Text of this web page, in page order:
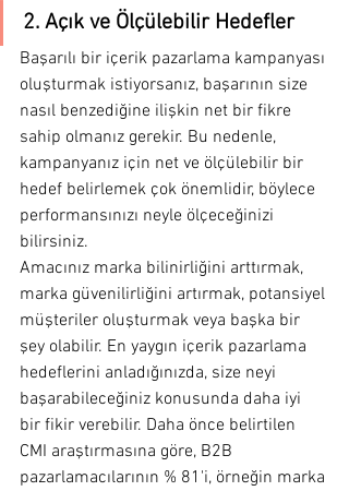
2. Açık ve Ölçülebilir Hedefler
Başarılı bir içerik pazarlama kampanyası
oluşturmak istiyorsanız, başarının size
nasıl benzediğine ilişkin net bir fikre
sahip olmanız gerekir. Bu nedenle,
kampanyanız için net ve ölçülebilir bir
hedef belirlemek çok önemlidir, böylece
performansınızı neyle ölçeceğinizi
bilirsiniz.
Amacınız marka bilinirliğini arttırmak,
marka güvenilirliğini artırmak, potansiyel
müşteriler oluşturmak veya başka bir
şey olabilir. En yaygın içerik pazarlama
hedeflerini anladığınızda, size neyi
başarabileceğiniz konusunda daha iyi
bir fikir verebilir. Daha önce belirtilen
CMI araştırmasına göre, B2B
pazarlamacılarının % 81'i, örneğin marka